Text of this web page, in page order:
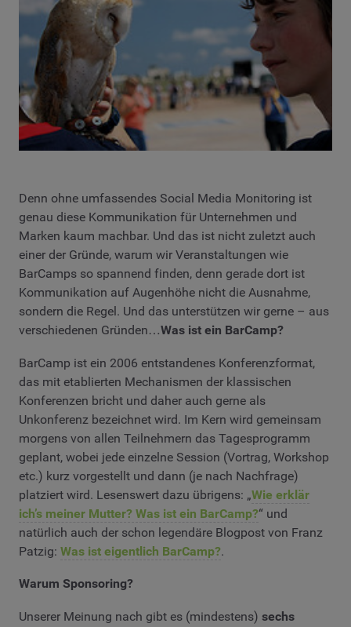
Denn ohne umfassendes Social Media Monitoring ist
genau diese Kommunikation für Unternehmen und
Marken kaum machbar. Und das ist nicht zuletzt auch
einer der Gründe, warum wir Veranstaltungen wie
BarCamps so spannend finden, denn gerade dort ist
Kommunikation auf Augenhöhe nicht die Ausnahme,
sondern die Regel. Und das unterstützen wir gerne – aus
verschiedenen Gründen…Was ist ein BarCamp?
BarCamp ist ein 2006 entstandenes Konferenzformat,
das mit etablierten Mechanismen der klassischen
Konferenzen bricht und daher auch gerne als
Unkonferenz bezeichnet wird. Im Kern wird gemeinsam
morgens von allen Teilnehmern das Tagesprogramm
geplant, wobei jede einzelne Session (Vortrag, Workshop
etc.) kurz vorgestellt und dann (je nach Nachfrage)
platziert wird. Lesenswert dazu übrigens: „Wie erklär
ich’s meiner Mutter? Was ist ein BarCamp?“ und
natürlich auch der schon legendäre Blogpost von Franz
Patzig: Was ist eigentlich BarCamp?.
Warum Sponsoring?
Unserer Meinung nach gibt es (mindestens) sechs